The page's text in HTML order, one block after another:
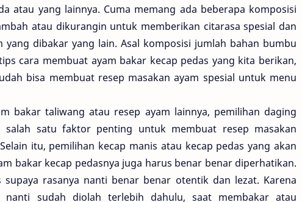
atau yang lainnya. Cuma memang ada beberapa komposisi
atau dikurangin untuk memberikan citarasa spesial dan
yang dibakar yang lain. Asal komposisi jumlah bahan bumbu
cara membuat ayam bakar kecap pedas yang kita berikan,
bisa membuat resep masakan ayam spesial untuk menu
bakar taliwang atau resep ayam lainnya, pemilihan daging
salah satu faktor penting untuk membuat resep masakan
itu, pemilihan kecap manis atau kecap pedas yang akan
bakar kecap pedasnya juga harus benar benar diperhatikan.
rasanya nanti benar benar otentik dan lezat. Karena
sudah diolah terlebih dahulu, saat membakar atau